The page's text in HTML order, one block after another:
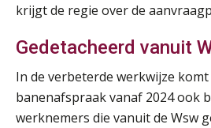
krijgt de regie over de
Gedetacheerd vanuit
In de verbeterde werkwijze komt
banenafspraak vanaf 2024 ook
werknemers die vanuit de Wsw
17
SEP
MOCuitgevers
17
SEP
SD Worx